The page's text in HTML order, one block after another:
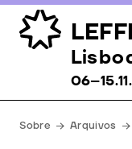
Lisboa
Sobre Arquivos